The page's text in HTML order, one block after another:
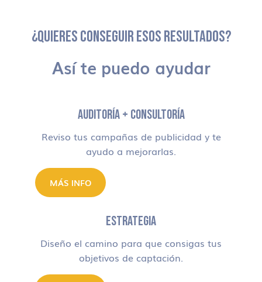
¿QUIERES CONSEGUIR ESOS RESULTADOS?
Así te puedo ayudar
AUDITORÍA + CONSULTORÍA
Reviso tus campañas de publicidad y te
ayudo a mejorarlas.
MÁS INFO
ESTRATEGIA
Diseño el camino para que consigas tus
objetivos de captación.